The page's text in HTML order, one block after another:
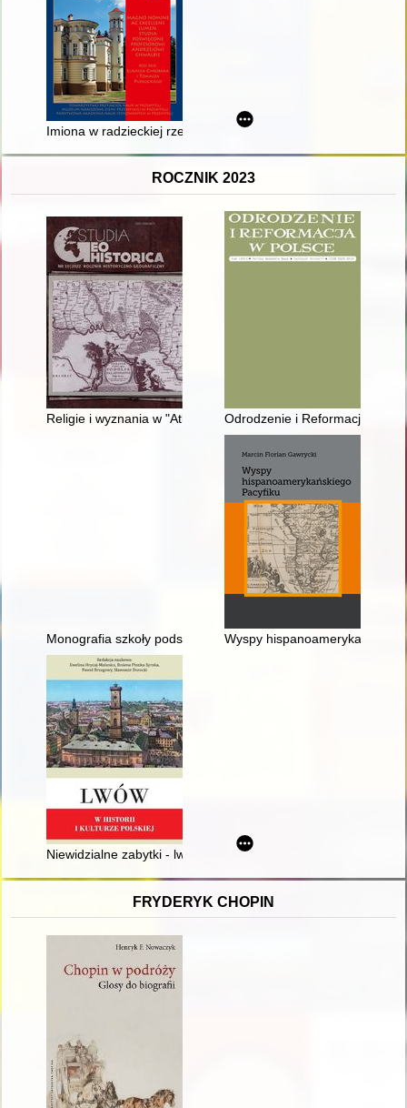
Imiona w radzieckiej rzeczywistości : nowe życie miało
ROCZNIK 2023
Religie i wyznania w "Atlasie historycznym Polski XVI wieku"
Odrodzenie i Reformacja w
Monografia szkoły podstawowej w Krypnie
Wyspy
Niewidzialne zabytki - lwowskie art déco
FRYDERYK CHOPIN